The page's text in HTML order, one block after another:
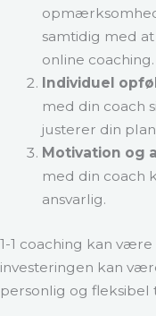
samtidig med
online coaching.
Individuel
med din coach
justerer din
Motivation og
med din coach
ansvarlig.
1-1 coaching kan
investeringen kan
personlig og fleksibel